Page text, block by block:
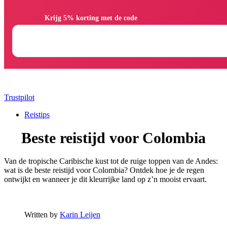
Trustpilot
Reistips
Beste reistijd voor Colombia
Van de tropische Caribische kust tot de ruige toppen van de Andes:
wat is de beste reistijd voor Colombia? Ontdek hoe je de regen
ontwijkt en wanneer je dit kleurrijke land op z’n mooist ervaart.
Written by Karin Leijen